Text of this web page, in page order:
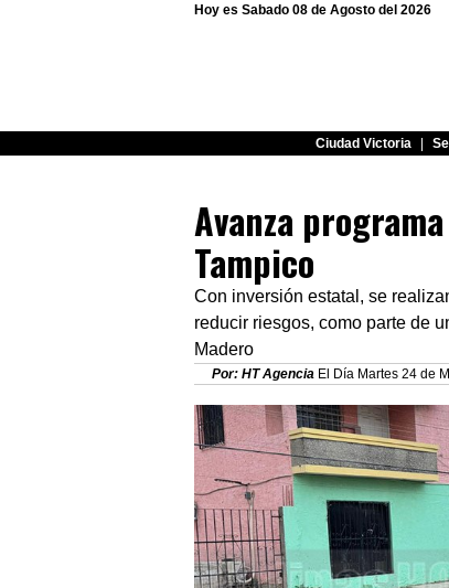
Hoy es Sabado 08 de Agosto del 2026
Ciudad Victoria
Avanza
Tampico
Con inversión estatal, se
reducir riesgos, como parte de
Madero
Por: HT Agencia El Día Martes 24 de